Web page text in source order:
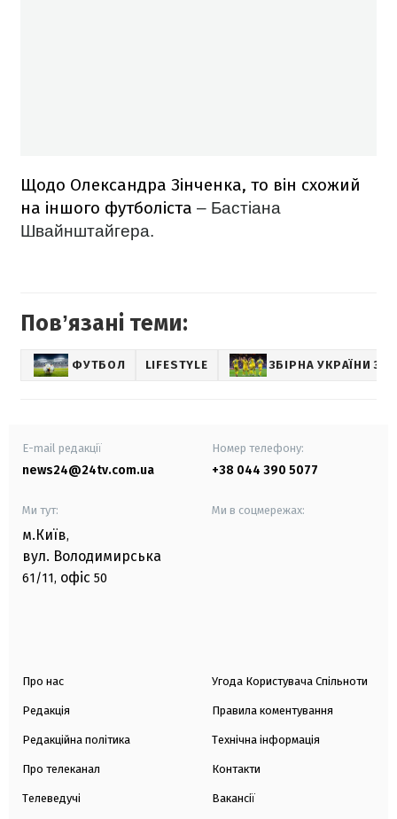
Щодо Олександра Зінченка, то він схожий
на іншого футболіста – Бастіана
Швайнштайгера.
Повʼязані теми:
ФУТБОЛ LIFESTYLE ЗБІРНА УКРАЇНИ З
E-mail редакції
news24@24tv.com.ua
Номер телефону:
+38 044 390 5077
Ми тут:
м.Київ,
вул. Володимирська
61/11, офіс 50
Ми в соцмережах:
Про нас
Редакція
Редакційна політика
Про телеканал
Телеведучі
Угода Користувача Спільноти
Правила коментування
Технічна інформація
Контакти
Вакансії